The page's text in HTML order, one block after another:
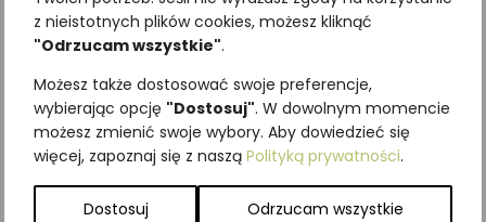
z nieistotnych plików cookies, możesz kliknąć
"Odrzucam wszystkie".
Możesz także dostosować swoje preferencje,
wybierając opcję "Dostosuj". W dowolnym momencie
możesz zmienić swoje wybory. Aby dowiedzieć się
więcej, zapoznaj się z naszą Polityką prywatności.
Dostosuj Odrzucam wszystkie
SKU:Brak danych
Kategorie:
Podobne produkty